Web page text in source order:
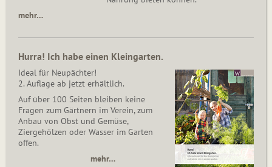
mehr…
Hurra! Ich habe einen Kleingarten.
Ideal für Neupächter!
2. Auflage ab jetzt erhältlich.
Auf über 100 Seiten bleiben keine
Fragen zum Gärtnern im Verein, zum
Anbau von Obst und Gemüse,
Ziergehölzen oder Wasser im Garten
offen.
mehr…